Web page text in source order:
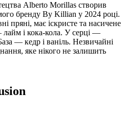
Alberto Morillas створив
бренду By Killian у 2024 році.
пряні, має іскристе та насичене
і кока-кола. У серці —
— кедр і ваніль. Незвичайні
яке нікого не залишить